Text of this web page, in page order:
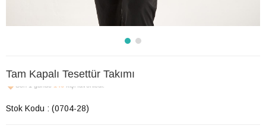
Tam Kapalı Tesettür Takımı
Stok Kodu (0704-28)